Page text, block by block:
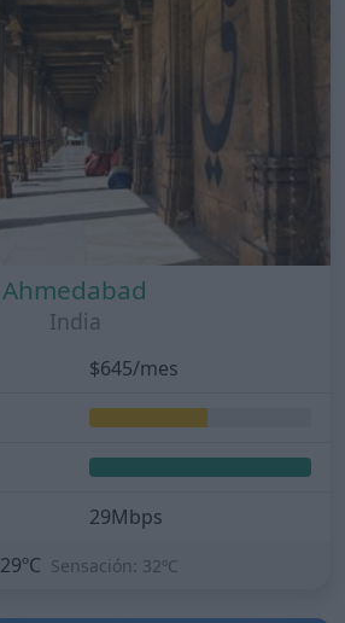
Ahmedabad
India
$645/mes
29Mbps
29ºC Sensación: 32ºC